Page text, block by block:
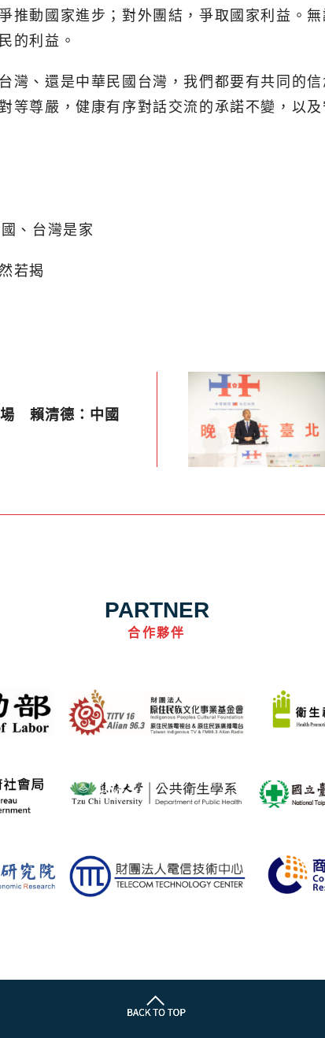
推動國家進步；對外團結，爭取國家利益。
的利益。
灣、還是中華民國台灣，我們都要有共同的
等尊嚴，健康有序對話交流的承諾不變，以
、台灣是家
若揭
場 賴清德：中國
PARTNER
合作夥伴